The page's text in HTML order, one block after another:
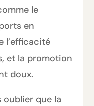
le
en
l’efficacité
et la promotion
doux.
oublier que la